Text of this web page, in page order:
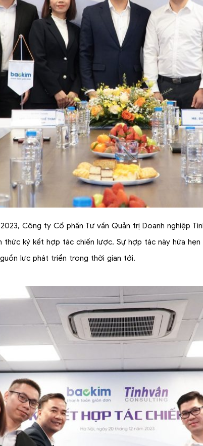
Công ty Cổ phần Tư vấn Quản trị Doanh nghiệp
thức ký kết hợp tác chiến lược. Sự hợp tác này hứa
lực phát triển trong thời gian tới.